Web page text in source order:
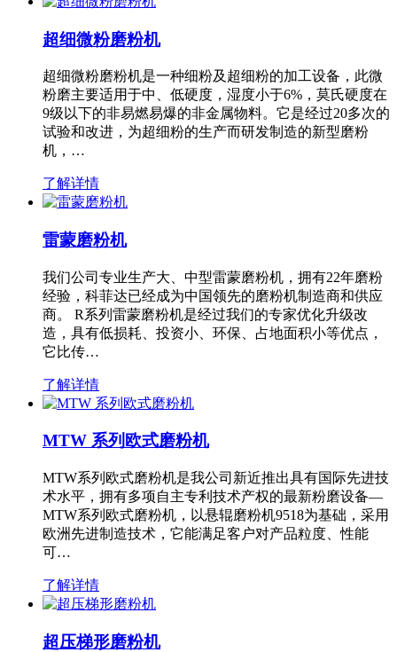
超细微粉磨粉机
超细微粉磨粉机是一种细粉及超细粉的加工设备，此微
粉磨主要适用于中、低硬度，湿度小于6%，莫氏硬度在
9级以下的非易燃易爆的非金属物料。它是经过20多次的
试验和改进，为超细粉的生产而研发制造的新型磨粉
机，…
了解详情
雷蒙磨粉机
我们公司专业生产大、中型雷蒙磨粉机，拥有22年磨粉
经验，科菲达已经成为中国领先的磨粉机制造商和供应
商。 R系列雷蒙磨粉机是经过我们的专家优化升级改
造，具有低损耗、投资小、环保、占地面积小等优点，
它比传…
了解详情
MTW 系列欧式磨粉机
MTW系列欧式磨粉机是我公司新近推出具有国际先进技
术水平，拥有多项自主专利技术产权的最新粉磨设备—
MTW系列欧式磨粉机，以悬辊磨粉机9518为基础，采用
欧洲先进制造技术，它能满足客户对产品粒度、性能
可…
了解详情
超压梯形磨粉机